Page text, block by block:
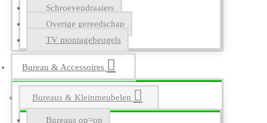
Schroevendraaiers
Overige gereedschap
TV montagebeugels
Bureau & Accessoires
Bureaus & Kleinmeubelen
Bureaus op=op